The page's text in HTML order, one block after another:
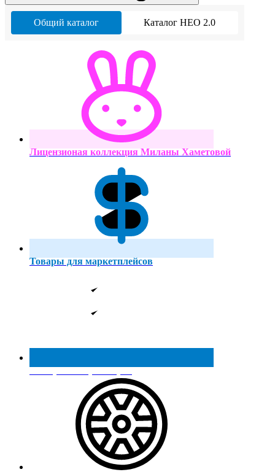
Общий каталог Каталог НЕО 2.0
Лицензионая коллекция Миланы Хаметовой
Товары для маркетплейсов
Реестр МинПромТорга